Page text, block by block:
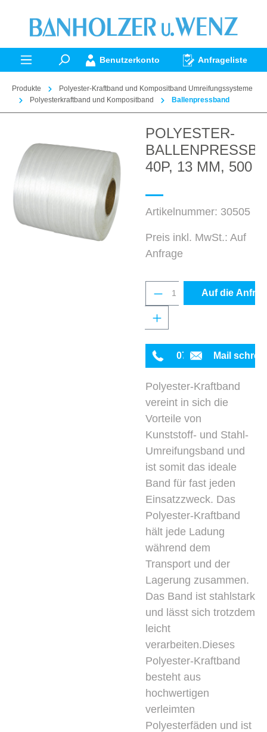
springen
Benutzerkonto Anfrageliste
Produkte
Polyester-Kraftband und Kompositband Umreifungssysteme
Polyesterkraftband und Kompositband
Ballenpressband
POLYESTER-
40P, 13 MM, 500
Artikelnummer: 30505
Preis inkl. MwSt.: Auf
Anfrage
Produkt Anzahl:
Auf die
0711 342934-0
Mail
Polyester-Kraftband
vereint in sich die
Vorteile von
Kunststoff- und Stahl-
Umreifungsband und
ist somit das ideale
Band für fast jeden
Einsatzzweck. Das
Polyester-Kraftband
hält jede Ladung
während dem
Transport und der
Lagerung zusammen.
Das Band ist stahlstark
und lässt sich trotzdem
leicht
verarbeiten.Dieses
Polyester-Kraftband
besteht aus
hochwertigen
verleimten
Polyesterfäden und ist